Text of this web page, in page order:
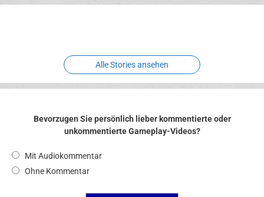
Erlebnispark
Verbotene
Alle Stories ansehen
Bevorzugen Sie persönlich lieber kommentierte oder
unkommentierte Gameplay-Videos?
Mit Audiokommentar
Ohne Kommentar